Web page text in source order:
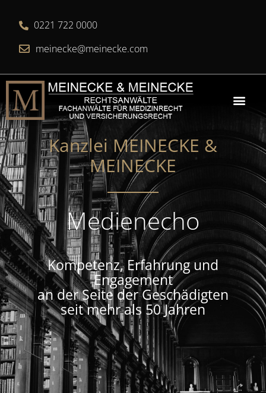
0221 722 0000
meinecke@meinecke.com
Kanzlei MEINECKE &
MEINECKE​
Medienecho
Kompetenz, Erfahrung und
Engagement
an der Seite der Geschädigten
seit mehr als 50 Jahren